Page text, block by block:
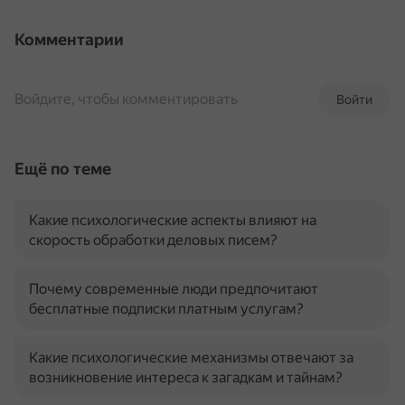
Комментарии
Войти
Войдите, чтобы комментировать
Ещё по теме
Какие психологические аспекты влияют на
скорость обработки деловых писем?
Почему современные люди предпочитают
бесплатные подписки платным услугам?
Какие психологические механизмы отвечают за
возникновение интереса к загадкам и тайнам?